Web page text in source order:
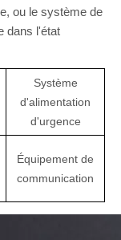
ou le système de
dans l'état
Système
d'alimentation
d'urgence
Équipement de
communication